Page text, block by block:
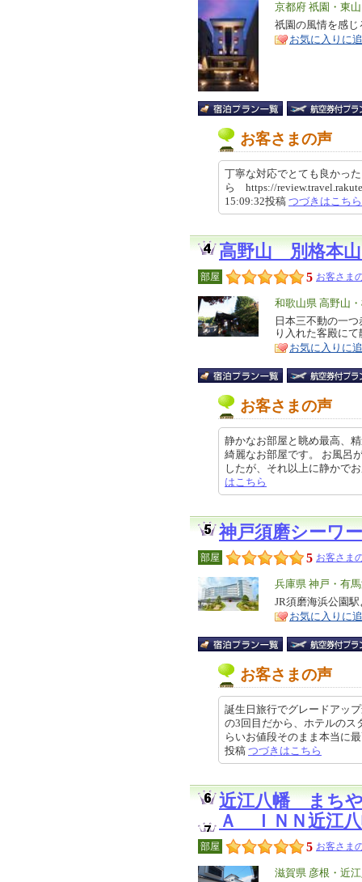
エ
リ
ア
京都府 祇園・東
特
徴
祇園の風情を感
お気に入りに
お客さまの声
丁寧な対応でとても良かっ
ら https://
15:09:32投稿 つづきはこちら
高野山 別格本
部屋 5 お客さま
エ
リ
ア
和歌山県 高野山
特
徴
日本三不動の一
り入れた客殿に
お気に入りに
お客さまの声
静かなお部屋と眺め最高、
綺麗なお部屋です。 お風呂
したが、それ以上に静かで
はこちら
神戸須磨シーワ
部屋 5 お客さま
エ
リ
ア
兵庫県 神戸・有
特
徴
JR須磨海浜公園
お気に入りに
お客さまの声
誕生日旅行でグレードアッ
の3回目だから、ホテルのス
らいお値段そのまま本当に
投稿 つづきはこちら
近江八幡 まちや
Ａ ＩＮＮ近江
部屋 5 お客さま
エ
滋賀県 彦根・近